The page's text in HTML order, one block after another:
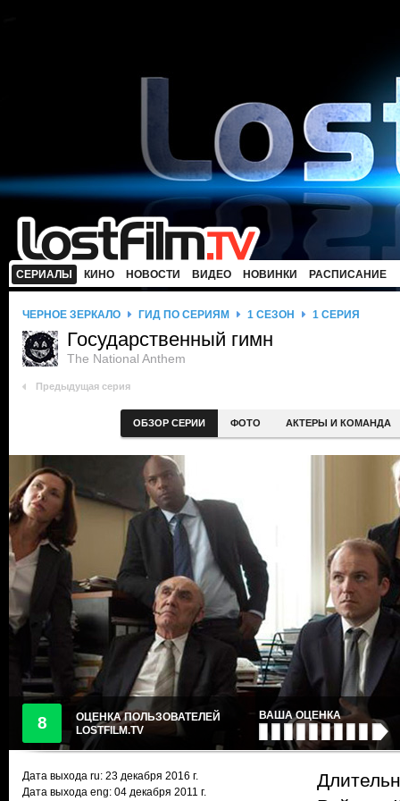
СЕРИАЛЫ КИНО НОВОСТИ ВИДЕО НОВИНКИ РАСПИСАНИЕ
ЧЕРНОЕ ЗЕРКАЛО ГИД ПО СЕРИЯМ 1 СЕЗОН 1 СЕРИЯ
Государственный гимн
The National Anthem
Предыдущая серия
ОБЗОР СЕРИИ ФОТО АКТЕРЫ И КОМАНДА
8
ОЦЕНКА ПОЛЬЗОВАТЕЛЕЙ
LOSTFILM.TV
ВАША ОЦЕНКА
Дата выхода ru: 23 декабря 2016 г.
Дата выхода eng: 04 декабря 2011 г.